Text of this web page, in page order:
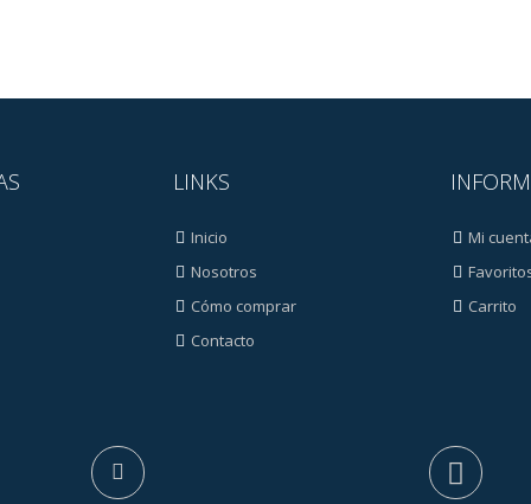
LINKS
Inicio
Nosotros
Cómo comprar
Contacto
Mi
Carrito